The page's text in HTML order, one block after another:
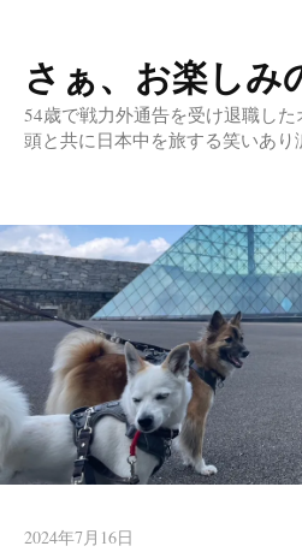
コ
ン
テ
へ
ス
キ
ッ
さぁ、お楽しみ
54歳で戦力外通告を受け退職し
頭と共に日本中を旅する笑いあり
2024年7月16日